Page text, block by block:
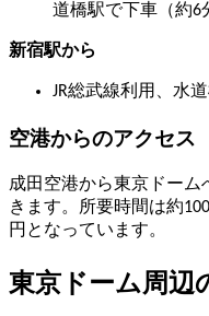
道橋駅で下車（約6
新宿駅から
JR総武線利用、水
空港からのアクセス
成田空港から東京ドーム
きます。所要時間は約
円となっています。
東京ドーム周辺